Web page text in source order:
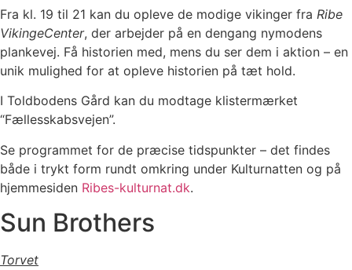
Fra kl. 19 til 21 kan du opleve de modige vikinger fra Ribe
VikingeCenter, der arbejder på en dengang nymodens
plankevej. Få historien med, mens du ser dem i aktion – en
unik mulighed for at opleve historien på tæt hold.
I Toldbodens Gård kan du modtage klistermærket
“Fællesskabsvejen”.
Se programmet for de præcise tidspunkter – det findes
både i trykt form rundt omkring under Kulturnatten og på
hjemmesiden Ribes-kulturnat.dk.
Sun Brothers
Torvet